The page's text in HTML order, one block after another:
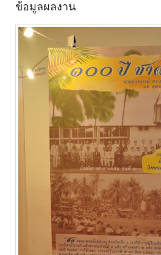
ข้อมูลผลงาน